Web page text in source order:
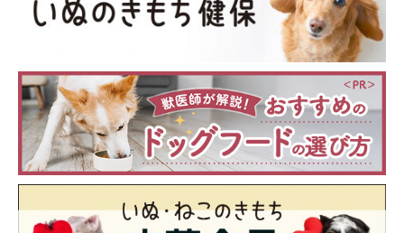
＠saku_chan0826